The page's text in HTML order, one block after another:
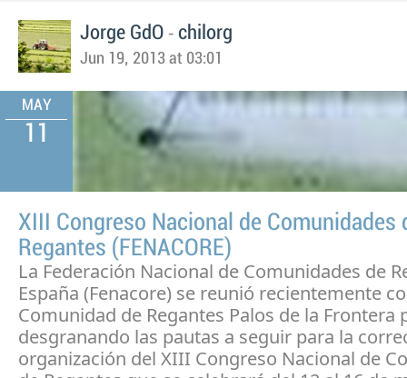
Jorge GdO - chilorg
Jun 19, 2013 at 03:01
MAY
11
XIII Congreso Nacional de Comunidades
Regantes (FENACORE)
La Federación Nacional de Comunidades de
España (Fenacore) se reunió recientemente
Comunidad de Regantes Palos de la Frontera
desgranando las pautas a seguir para la
organización del XIII Congreso Nacional de